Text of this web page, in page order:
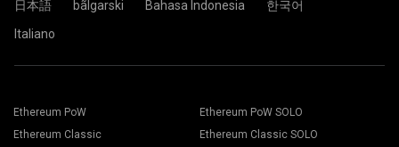
日本語
bãlgarski Bahasa Indonesia
한국어
Italiano
Ethereum PoW
Ethereum Classic
Ethereum PoW SOLO
Ethereum Classic SOLO